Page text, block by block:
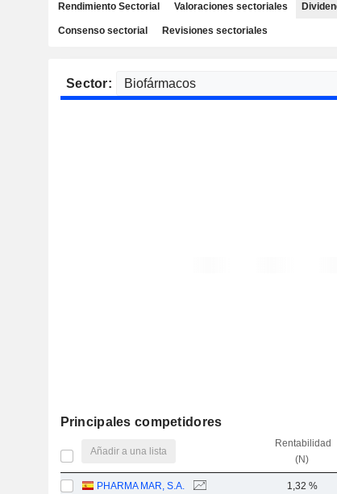
Rendimiento Sectorial Valoraciones sectoriales
Consenso sectorial Revisiones sectoriales
Sector:
Principales competidores
Añadir a una lista
Rentabilidad
(N)
PHARMA MAR, S.A. 1,32 %